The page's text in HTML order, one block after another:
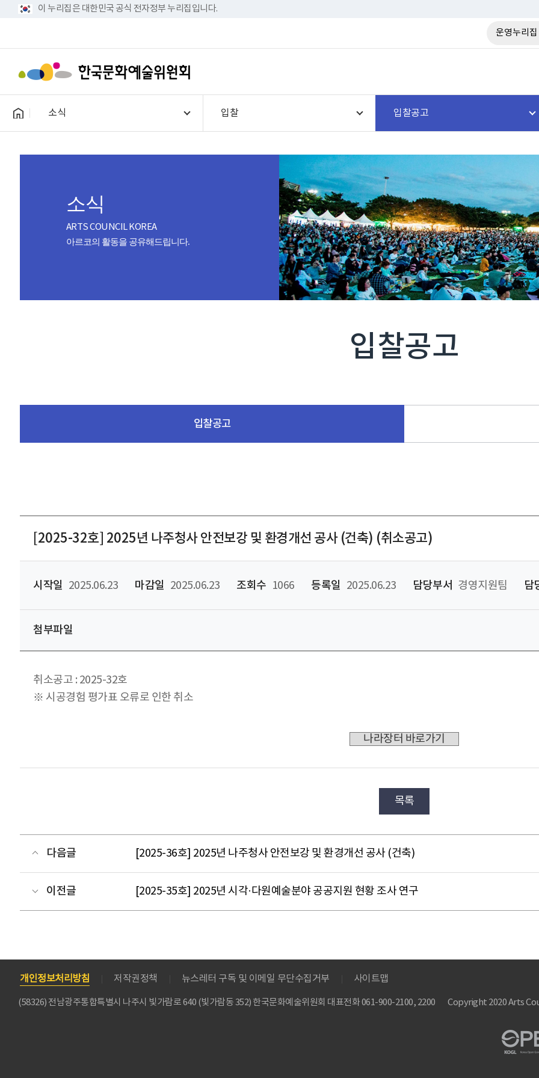
이 누리집은 대한민국 공식 전자정부 누리집입니다.
운영누리집
소식 입찰 입찰공고
소식
ARTS COUNCIL KOREA
아르코의 활동을 공유해드립니다.
입찰공고
입찰공고
[2025-32호] 2025년 나주청사 안전보강 및 환경개선 공사 (건축) (취소공고)
시작일 2025.06.23 마감일 2025.06.23 조회수 1066 등록일 2025.06.23 담당부서 경영지원팀 담
첨부파일
취소공고 : 2025-32호
※ 시공경험 평가표 오류로 인한 취소
나라장터 바로가기
목록
다음글 [2025-36호] 2025년 나주청사 안전보강 및 환경개선 공사 (건축)
이전글 [2025-35호] 2025년 시각·다원예술분야 공공지원 현황 조사 연구
개인정보처리방침 저작권정책 뉴스레터 구독 및 이메일 무단수집거부 사이트맵
(58326) 전남광주통합특별시 나주시 빛가람로 640 (빛가람동 352) 한국문화예술위원회 대표전화 061-900-2100, 2200 Copyright 2020 Arts